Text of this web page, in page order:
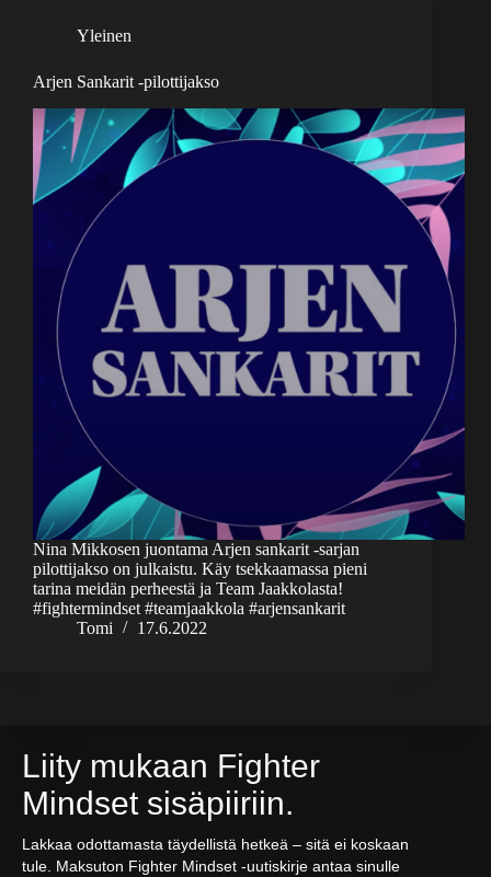
Yleinen
Arjen Sankarit -pilottijakso
Nina Mikkosen juontama Arjen sankarit -sarjan
pilottijakso on julkaistu. Käy tsekkaamassa pieni
tarina meidän perheestä ja Team Jaakkolasta!
#fightermindset #teamjaakkola #arjensankarit
Tomi
17.6.2022
Liity mukaan Fighter
Mindset sisäpiiriin.
Lakkaa odottamasta täydellistä hetkeä – sitä ei koskaan
tule. Maksuton Fighter Mindset -uutiskirje antaa sinulle